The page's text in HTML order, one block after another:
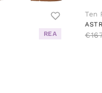
REA
Ten